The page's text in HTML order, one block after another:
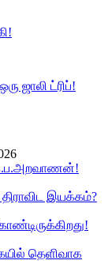
ஜாலி ட்ரிப்!
க.ப.அறவாணன்!
இயக்கம்?
தெளிவாக